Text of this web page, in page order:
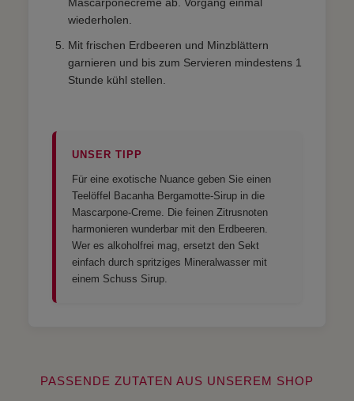
wiederholen.
Mit frischen Erdbeeren und Minzblättern
garnieren und bis zum Servieren mindestens 1
Stunde kühl stellen.
UNSER TIPP
Für eine exotische Nuance geben Sie einen
Teelöffel Bacanha Bergamotte-Sirup in die
Mascarpone-Creme. Die feinen Zitrusnoten
harmonieren wunderbar mit den Erdbeeren.
Wer es alkoholfrei mag, ersetzt den Sekt
einfach durch spritziges Mineralwasser mit
einem Schuss Sirup.
PASSENDE ZUTATEN AUS UNSEREM SHOP